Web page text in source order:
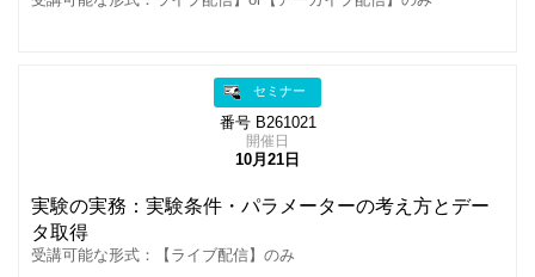
セミナー
番号 B261021
開催日
10月21日
実験の実務：実験条件・パラメーターの考え方とデー
タ取得
受講可能な形式：【ライブ配信】のみ